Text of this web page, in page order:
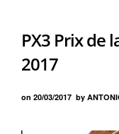
PX3 Prix de
2017
on 20/03/2017 by